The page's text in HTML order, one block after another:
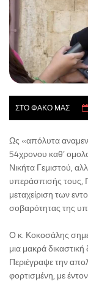
ΣΤΟ ΦΑΚΟ ΜΑΣ
Ως «απόλυτα
54χρονου καθ’
Νικήτα Γεμιστού,
υπεράσπισής τους,
μεταχείριση των
σοβαρότητας της
Ο κ. Κοκοσάλης
μια μακρά
Περιέγραψε την
φορτισμένη, με